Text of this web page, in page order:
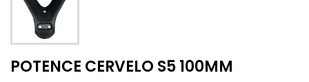
POTENCE CERVELO S5 100MM